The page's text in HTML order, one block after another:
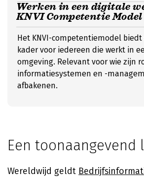
Werken in een digitale
KNVI Competentie Model
Het KNVI-competentiemodel
kader voor iedereen die werkt in
omgeving. Relevant voor wie zijn
informatiesystemen en -
afbakenen.
Een toonaangevend
Wereldwijd geldt